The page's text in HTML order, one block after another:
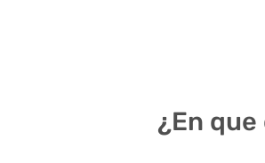
¿En